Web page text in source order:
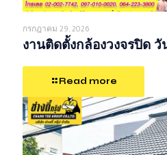
กรกฎาคม 29, 2026
งานติดตั้งกล้องวงจรปิด วั
Read more